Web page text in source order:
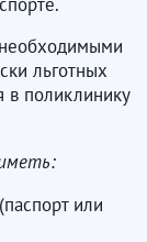
льготных
в поликлинику
или